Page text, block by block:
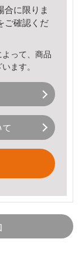
合に限りま
ご確認くだ
って、商品
ます。